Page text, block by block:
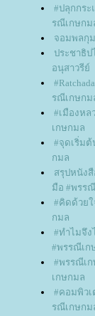
#ปลุกกระ
รณีเกษกม
จอมพลกุ
ประชาธิป
อนุสาวรีย์
รณีเกษกม
#เมืองห
เกษกมล
#จุดเริ่มต้
กมล
สรุปหนัง
มือ #พรร
#คิดด้วย
กมล
#ทำไมจึง
#พรรณีเก
#พรรณีเ
เกษกมล
#คอมพิว
รณีเกษกม